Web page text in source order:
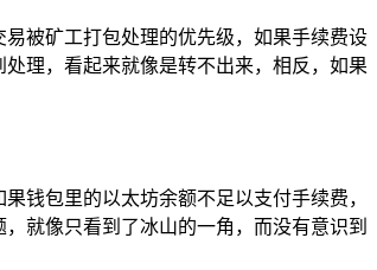
被矿工打包处理的优先级，如果手续费设
理，看起来就像是转不出来，相反，如果
钱包里的以太坊余额不足以支付手续费，
就像只看到了冰山的一角，而没有意识到